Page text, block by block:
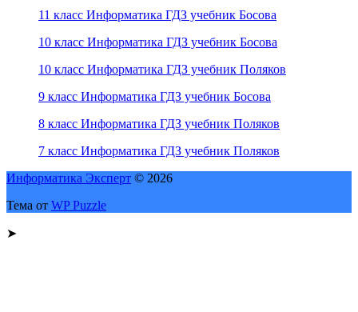
11 класс Информатика ГДЗ учебник Босова
10 класс Информатика ГДЗ учебник Босова
10 класс Информатика ГДЗ учебник Поляков
9 класс Информатика ГДЗ учебник Босова
8 класс Информатика ГДЗ учебник Поляков
7 класс Информатика ГДЗ учебник Поляков
Информатика Эксперт © 2026
Тема от WP Puzzle
➤